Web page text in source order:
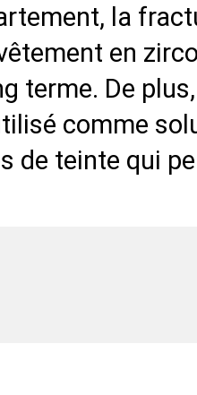
la
en
terme. De
comme
de teinte qui